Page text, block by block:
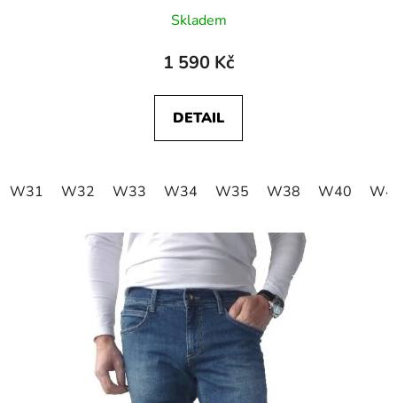
Skladem
1 590 Kč
DETAIL
W31 W32 W33 W34 W35 W38 W40